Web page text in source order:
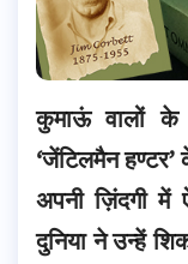
कुमाऊं वालों के
‘जेंटिलमैन
अपनी ज़िंदगी में
दुनिया ने उन्हें